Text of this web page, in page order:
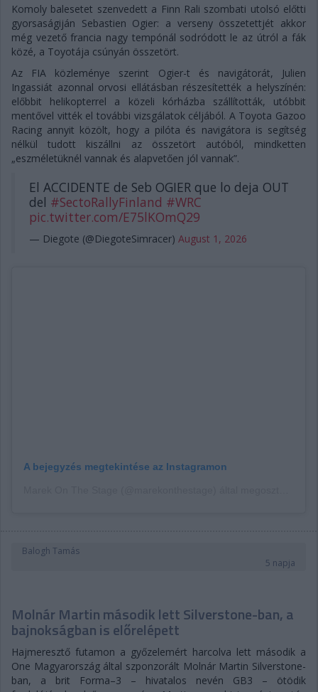
Komoly balesetet szenvedett a Finn Rali szombati utolsó előtti
gyorsaságiján Sebastien Ogier: a verseny összetettjét akkor
még vezető francia nagy tempónál sodródott le az útról a fák
közé, a Toyotája csúnyán összetört.
Az FIA közleménye szerint Ogier-t és navigátorát, Julien
Ingassiát azonnal orvosi ellátásban részesítették a helyszínén:
előbbit helikopterrel a közeli kórházba szállították, utóbbit
mentővel vitték el további vizsgálatok céljából. A Toyota Gazoo
Racing annyit közölt, hogy a pilóta és navigátora is segítség
nélkül tudott kiszállni az összetört autóból, mindketten
„eszméletüknél vannak és alapvetően jól vannak”.
El ACCIDENTE de Seb OGIER que lo deja OUT
del #SectoRallyFinland #WRC
pic.twitter.com/E75lKOmQ29
— Diegote (@DiegoteSimracer) August 1, 2026
A bejegyzés megtekintése az Instagramon
Balogh Tamás
5 napja
Molnár Martin második lett Silverstone-ban, a
bajnokságban is előrelépett
Hajmeresztő futamon a győzelemért harcolva lett második a
One Magyarország által szponzorált Molnár Martin Silverstone-
ban, a brit Forma–3 – hivatalos nevén GB3 – ötödik